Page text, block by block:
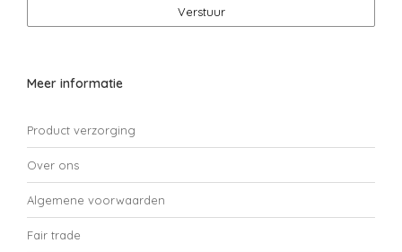
Verstuur
Meer informatie
Product verzorging
Over ons
Algemene voorwaarden
Fair trade